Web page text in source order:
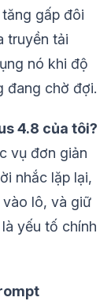
gấp đôi
truyền tải
nó khi độ
đang chờ đợi.
4.8 của tôi?
vụ đơn giản
nhắc lặp lại,
lô, và giữ
yếu tố chính